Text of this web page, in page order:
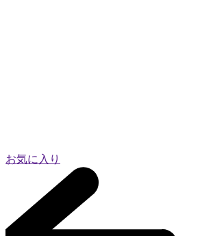
お気に入り